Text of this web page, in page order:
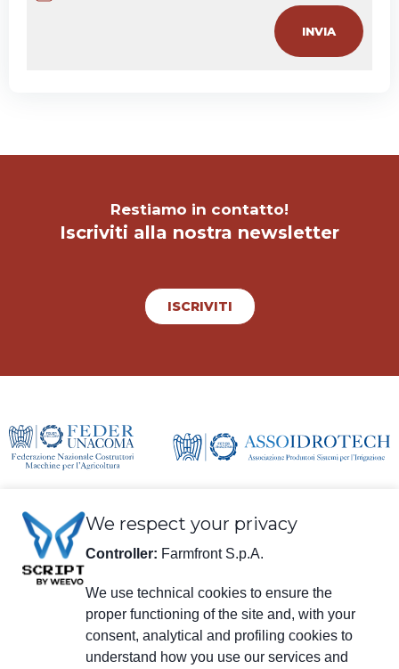
Restiamo in contatto!
Iscriviti alla nostra newsletter
ISCRIVITI
Informazioni legali
Farmfront S.p.A.
We respect your privacy
Controller: Farmfront S.p.A.
We use technical cookies to ensure the
proper functioning of the site and, with your
consent, analytical and profiling cookies to
understand how you use our services and